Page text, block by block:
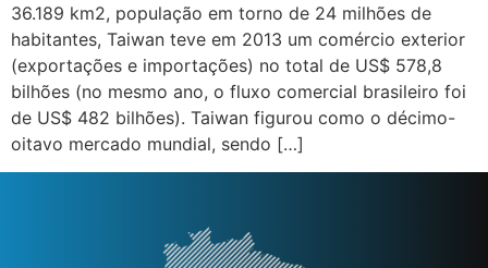
36.189 km2, população em torno de 24 milhões de
habitantes, Taiwan teve em 2013 um comércio exterior
(exportações e importações) no total de US$ 578,8
bilhões (no mesmo ano, o fluxo comercial brasileiro foi
de US$ 482 bilhões). Taiwan figurou como o décimo-
oitavo mercado mundial, sendo […]